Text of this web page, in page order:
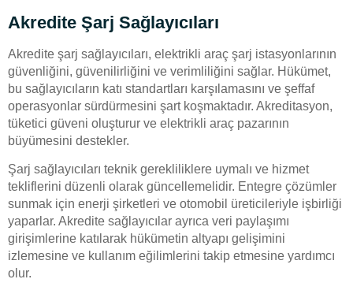
Akredite Şarj Sağlayıcıları
Akredite şarj sağlayıcıları, elektrikli araç şarj istasyonlarının
güvenliğini, güvenilirliğini ve verimliliğini sağlar. Hükümet,
bu sağlayıcıların katı standartları karşılamasını ve şeffaf
operasyonlar sürdürmesini şart koşmaktadır. Akreditasyon,
tüketici güveni oluşturur ve elektrikli araç pazarının
büyümesini destekler.
Şarj sağlayıcıları teknik gerekliliklere uymalı ve hizmet
tekliflerini düzenli olarak güncellemelidir. Entegre çözümler
sunmak için enerji şirketleri ve otomobil üreticileriyle işbirliği
yaparlar. Akredite sağlayıcılar ayrıca veri paylaşımı
girişimlerine katılarak hükümetin altyapı gelişimini
izlemesine ve kullanım eğilimlerini takip etmesine yardımcı
olur.